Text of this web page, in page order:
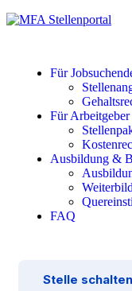
Für
Für Arbeitgeber
Ausbildung &
FAQ
Stelle schalten